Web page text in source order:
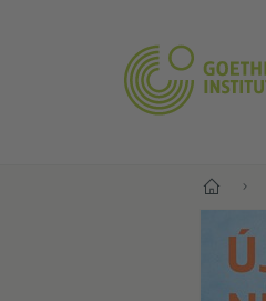
Szemrevaló